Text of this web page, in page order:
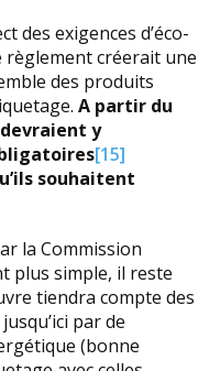
des exigences d’éco-
règlement créerait une
des produits
A partir du
y
[15]
souhaitent
la Commission
plus simple, il reste
tiendra compte des
par de
(bonne